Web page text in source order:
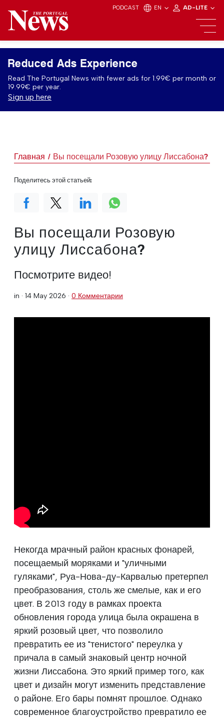
PODCAST EN AD-LITE
Reduced Ads Experience
Read The Portugal News with fewer ads for 1.99€ per month or
19.99€ per year.
Sign up here
Главная Вы посещали Розовую улицу Лиссабона?
Вы посещали Розовую
улицу Лиссабона?
Посмотрите видео!
in · 14 May 2026 · 0 Комментарии
Некогда мрачный район красных фонарей,
посещаемый моряками и "уличными
гуляками", Руа-Нова-ду-Карвалью претерпел
преобразования, столь же смелые, как и его
цвет. В 2013 году в рамках проекта
обновления города улица была окрашена в
яркий розовый цвет, что позволило
превратить ее из "тенистого" переулка у
причала в самый знаковый центр ночной
жизни Лиссабона. Это яркий пример того, как
цвет и дизайн могут изменить представление
о районе. Его бары помнят прошлое. Однако
современное благоустройство превратило ее
Поделитесь этой статьей: